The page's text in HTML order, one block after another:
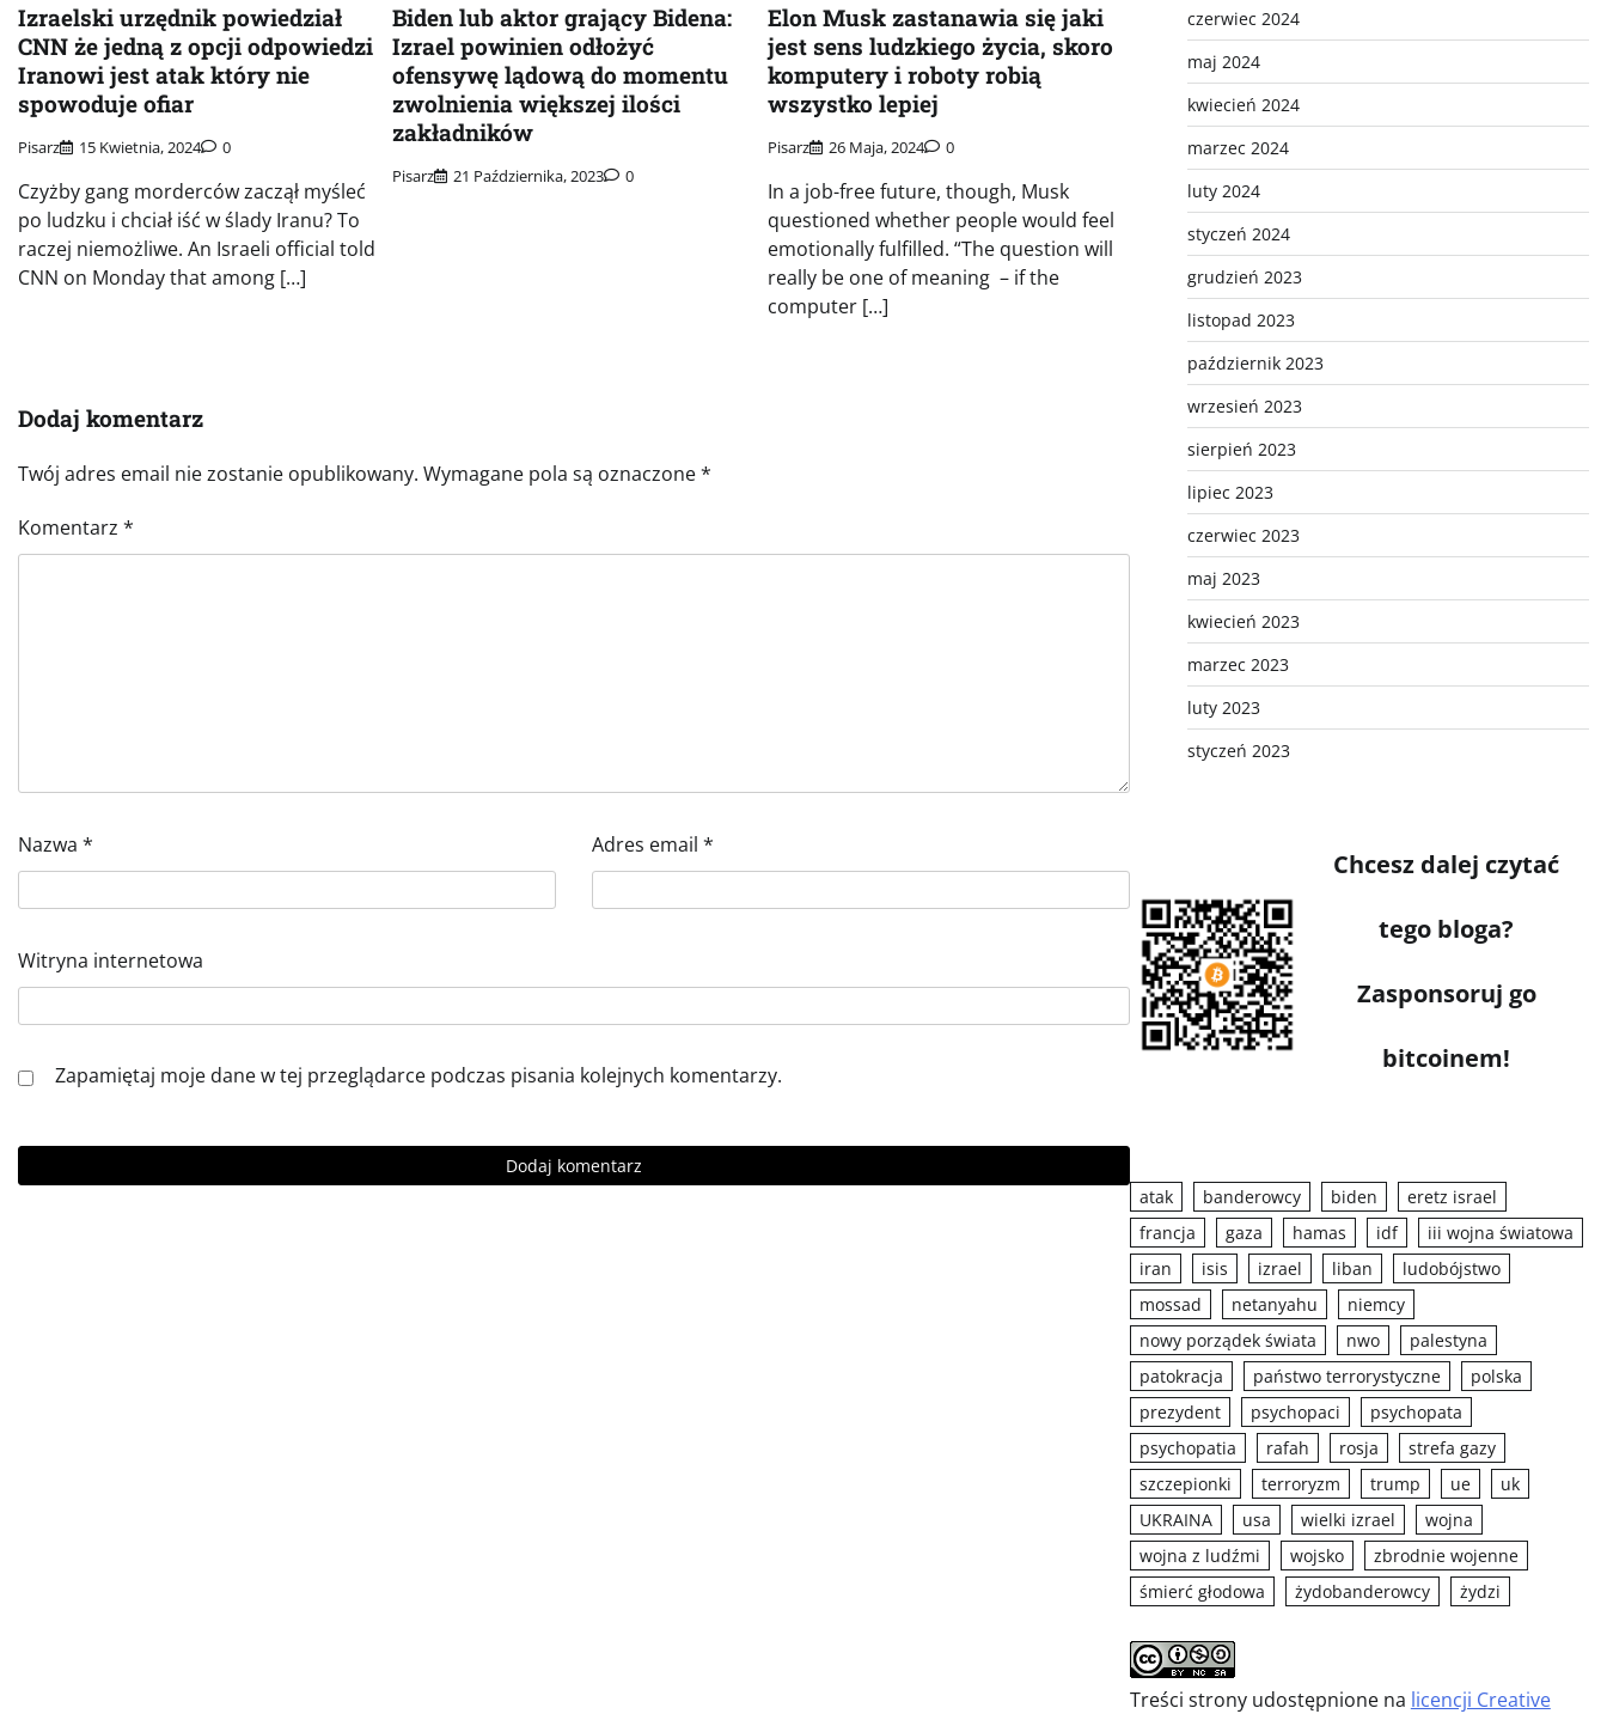
Izraelski urzędnik powiedział
CNN że jedną z opcji odpowiedzi
Iranowi jest atak który nie
spowoduje ofiar
Pisarz 15 Kwietnia, 2024 0
Czyżby gang morderców zaczął myśleć
po ludzku i chciał iść w ślady Iranu? To
raczej niemożliwe. An Israeli official told
CNN on Monday that among […]
Biden lub aktor grający Bidena:
Izrael powinien odłożyć
ofensywę lądową do momentu
zwolnienia większej ilości
zakładników
Pisarz 21 Października, 2023 0
Elon Musk zastanawia się jaki
jest sens ludzkiego życia, skoro
komputery i roboty robią
wszystko lepiej
Pisarz 26 Maja, 2024 0
In a job-free future, though, Musk
questioned whether people would feel
emotionally fulfilled. “The question will
really be one of meaning – if the
computer […]
Dodaj komentarz
Twój adres email nie zostanie opublikowany. Wymagane pola są oznaczone*
Komentarz *
Nazwa * Adres email *
Witryna internetowa
Zapamiętaj moje dane w tej przeglądarce podczas pisania kolejnych komentarzy.
czerwiec 2024
maj 2024
kwiecień 2024
marzec 2024
luty 2024
styczeń 2024
grudzień 2023
listopad 2023
październik 2023
wrzesień 2023
sierpień 2023
lipiec 2023
czerwiec 2023
maj 2023
kwiecień 2023
marzec 2023
luty 2023
styczeń 2023
Chcesz dalej czytać
tego bloga?
Zasponsoruj go
bitcoinem!
atak banderowcy biden
eretz israel
francja
gaza hamas idf
iii wojna światowa
iran
isis izrael liban
ludobójstwo
mossad
netanyahu
niemcy
nowy porządek świata
nwo
palestyna
patokracja
państwo terrorystyczne
polska
prezydent
psychopaci
psychopata
psychopatia
rafah rosja
strefa gazy
szczepionki
terroryzm trump ue
uk
UKRAINA
usa wielki izrael
wojna
wojna z ludźmi
wojsko
zbrodnie wojenne
śmierć głodowa
żydobanderowcy żydzi
Treści strony udostępnione na licencji Creative